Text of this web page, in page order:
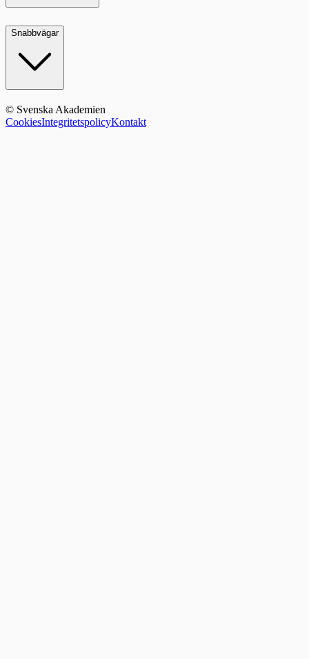
Snabbvägar
© Svenska Akademien
CookiesIntegritetspolicyKontakt